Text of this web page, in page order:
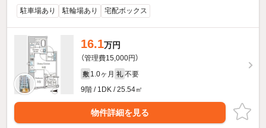
駐車場あり 駐輪場あり 宅配ボックス
16.1万円
（管理費15,000円）
敷 1.0ヶ月 礼 不要
9階 / 1DK / 25.54㎡
物件詳細を見る